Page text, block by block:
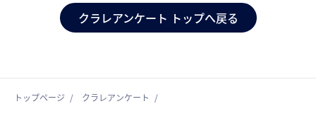
クラレアンケート トップへ戻る
トップページ クラレアンケート